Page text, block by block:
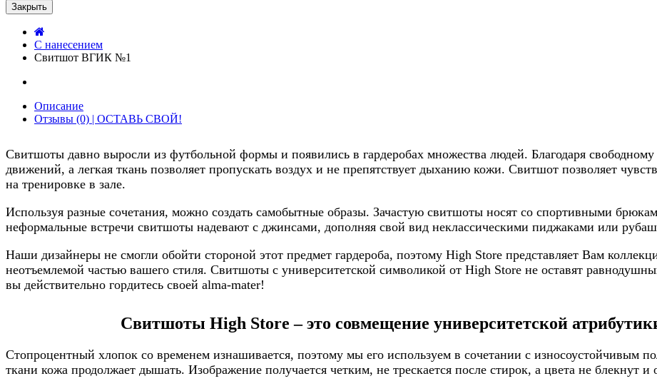
Закрыть
C нанесением
Свитшот ВГИК №1
Описание
Отзывы (0) | ОСТАВЬ СВОЙ!
Свитшоты давно выросли из футбольной формы и появились в гардеробах множества людей. Благодаря
движений, а легкая ткань позволяет пропускать воздух и не препятствует дыханию кожи. Свитшот позволяет
на тренировке в зале.
Используя разные сочетания, можно создать самобытные образы. Зачастую свитшоты носят со спортивными
неформальные встречи свитшоты надевают с джинсами, дополняя свой вид неклассическими пиджаками или
Наши дизайнеры не смогли обойти стороной этот предмет гардероба, поэтому High Store представляет Вам
неотъемлемой частью вашего стиля. Свитшоты с университетской символикой от High Store не оставят
вы действительно гордитесь своей alma-mater!
Свитшоты High Store – это совмещение университетской
Стопроцентный хлопок со временем изнашивается, поэтому мы его используем в сочетании с износоустойчивым
ткани кожа продолжает дышать. Изображение получается четким, не трескается после стирок, а цвета не блекнут